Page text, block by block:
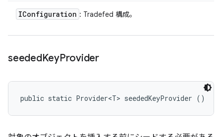
IConfiguration : Tradefed 構成。
seededKeyProvider
public static Provider<T> seededKeyProvider ()